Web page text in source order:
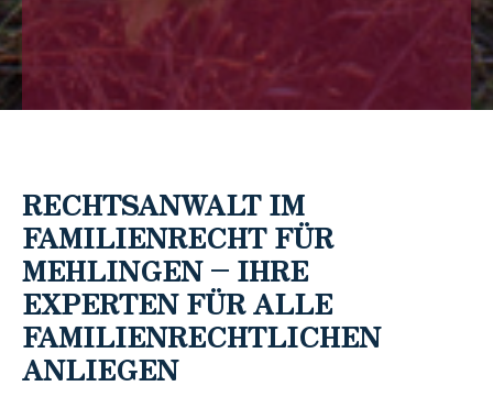
RECHTSANWALT IM
FAMILIENRECHT FÜR
MEHLINGEN – IHRE
EXPERTEN FÜR ALLE
FAMILIENRECHTLICHEN
ANLIEGEN